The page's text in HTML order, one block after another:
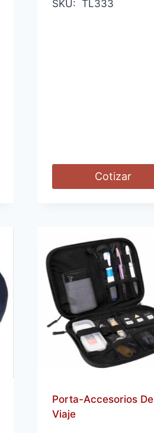
SKU: TL333
Cotizar
Porta-Accesorios De
Viaje